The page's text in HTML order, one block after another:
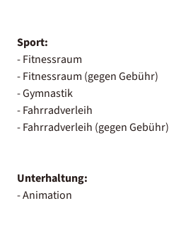
Sport:
- Fitnessraum
- Fitnessraum (gegen Gebühr)
- Gymnastik
- Fahrradverleih
- Fahrradverleih (gegen Gebühr)
Unterhaltung:
- Animation